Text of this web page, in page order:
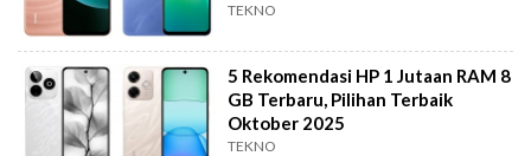
TEKNO
5 Rekomendasi HP 1 Jutaan RAM 8
GB Terbaru, Pilihan Terbaik
Oktober 2025
TEKNO